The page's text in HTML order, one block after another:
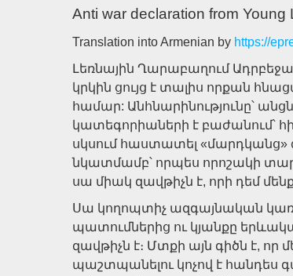
Anti war declaration from Young
Translation into Armenian by https://
Լեռնային Ղարաբաղում
կրկին ցույց է տալիս որքան
համար: Անհնարինությունը՝
կատեգորիաների է բաժանում՝
սկսում հաստատել «մարդկանց»
նկատմամբ՝ որպես որոշակի
սա միակ զավթիչն է, որի դեմ
Սա կողոպտիչ ազգայնական
պատումներից ու կյանքը
զավթիչն է։ Մտքի այն գիծն է, որ
պաշտպանելու կոչով է հանդես